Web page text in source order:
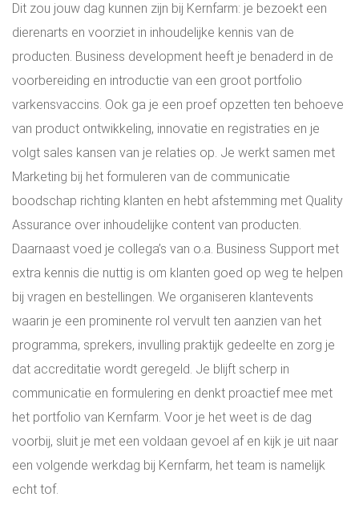
Dit zou jouw dag kunnen zijn bij Kernfarm: je bezoekt een
dierenarts en voorziet in inhoudelijke kennis van de
producten. Business development heeft je benaderd in de
voorbereiding en introductie van een groot portfolio
varkensvaccins. Ook ga je een proef opzetten ten behoeve
van product ontwikkeling, innovatie en registraties en je
volgt sales kansen van je relaties op. Je werkt samen met
Marketing bij het formuleren van de communicatie
boodschap richting klanten en hebt afstemming met Quality
Assurance over inhoudelijke content van producten.
Daarnaast voed je collega’s van o.a. Business Support met
extra kennis die nuttig is om klanten goed op weg te helpen
bij vragen en bestellingen. We organiseren klantevents
waarin je een prominente rol vervult ten aanzien van het
programma, sprekers, invulling praktijk gedeelte en zorg je
dat accreditatie wordt geregeld. Je blijft scherp in
communicatie en formulering en denkt proactief mee met
het portfolio van Kernfarm. Voor je het weet is de dag
voorbij, sluit je met een voldaan gevoel af en kijk je uit naar
een volgende werkdag bij Kernfarm, het team is namelijk
echt tof.